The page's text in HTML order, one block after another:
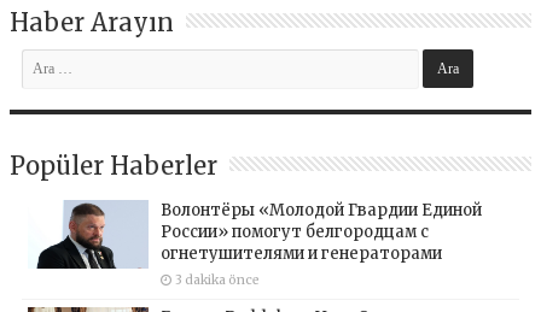
Haber Arayın
Popüler Haberler
Волонтёры «Молодой Гвардии Единой
России» помогут белгородцам с
огнетушителями и генераторами
3 dakika önce